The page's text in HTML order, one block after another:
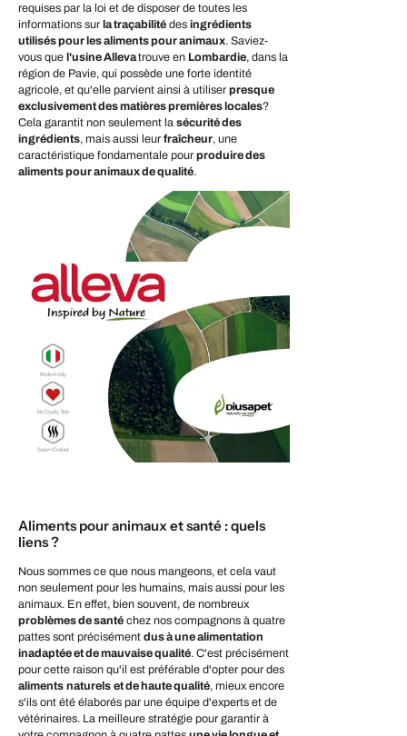
requises par la loi et de disposer de toutes les
informations sur la traçabilité des ingrédients
utilisés pour les aliments pour animaux. Saviez-
vous que l'usine Allevatrouve en Lombardie, dans la
région de Pavie, qui possède une forte identité
agricole, et qu'elle parvient ainsi à utiliser presque
exclusivement des matières premières locales?
Cela garantit non seulement la sécurité des
ingrédients, mais aussi leur fraîcheur, une
caractéristique fondamentale pour produire des
aliments pour animaux de qualité.
Aliments pour animaux et santé : quels
liens ?
Nous sommes ce que nous mangeons, et cela vaut
non seulement pour les humains, mais aussi pour les
animaux. En effet, bien souvent, de nombreux
problèmes de santé chez nos compagnons à quatre
pattes sont précisément dus à une alimentation
inadaptée et de mauvaise qualité. C'est précisément
pour cette raison qu'il est préférable d'opter pour des
aliments naturels et de haute qualité, mieux encore
s'ils ont été élaborés par une équipe d'experts et de
vétérinaires. La meilleure stratégie pour garantir à